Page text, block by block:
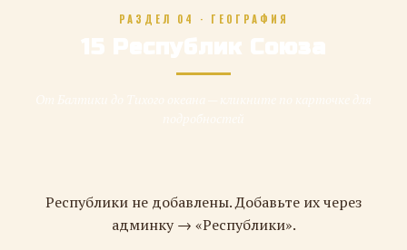
РАЗДЕЛ 04 · ГЕОГРАФИЯ
15 Республик Союза
Республики не добавлены. Добавьте их через
админку → «Республики».